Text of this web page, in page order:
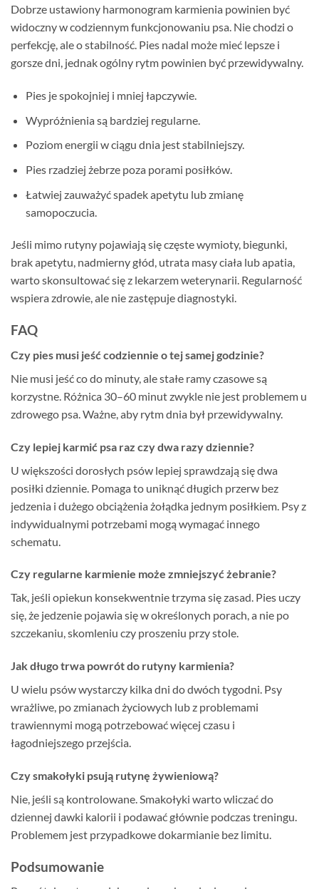
Dobrze ustawiony harmonogram karmienia powinien być
widoczny w codziennym funkcjonowaniu psa. Nie chodzi o
perfekcję, ale o stabilność. Pies nadal może mieć lepsze i
gorsze dni, jednak ogólny rytm powinien być przewidywalny.
Pies je spokojniej i mniej łapczywie.
Wypróżnienia są bardziej regularne.
Poziom energii w ciągu dnia jest stabilniejszy.
Pies rzadziej żebrze poza porami posiłków.
Łatwiej zauważyć spadek apetytu lub zmianę
samopoczucia.
Jeśli mimo rutyny pojawiają się częste wymioty, biegunki,
brak apetytu, nadmierny głód, utrata masy ciała lub apatia,
warto skonsultować się z lekarzem weterynarii. Regularność
wspiera zdrowie, ale nie zastępuje diagnostyki.
FAQ
Czy pies musi jeść codziennie o tej samej godzinie?
Nie musi jeść co do minuty, ale stałe ramy czasowe są
korzystne. Różnica 30–60 minut zwykle nie jest problemem u
zdrowego psa. Ważne, aby rytm dnia był przewidywalny.
Czy lepiej karmić psa raz czy dwa razy dziennie?
U większości dorosłych psów lepiej sprawdzają się dwa
posiłki dziennie. Pomaga to uniknąć długich przerw bez
jedzenia i dużego obciążenia żołądka jednym posiłkiem. Psy z
indywidualnymi potrzebami mogą wymagać innego
schematu.
Czy regularne karmienie może zmniejszyć żebranie?
Tak, jeśli opiekun konsekwentnie trzyma się zasad. Pies uczy
się, że jedzenie pojawia się w określonych porach, a nie po
szczekaniu, skomleniu czy proszeniu przy stole.
Jak długo trwa powrót do rutyny karmienia?
U wielu psów wystarczy kilka dni do dwóch tygodni. Psy
wrażliwe, po zmianach życiowych lub z problemami
trawiennymi mogą potrzebować więcej czasu i
łagodniejszego przejścia.
Czy smakołyki psują rutynę żywieniową?
Nie, jeśli są kontrolowane. Smakołyki warto wliczać do
dziennej dawki kalorii i podawać głównie podczas treningu.
Problemem jest przypadkowe dokarmianie bez limitu.
Podsumowanie